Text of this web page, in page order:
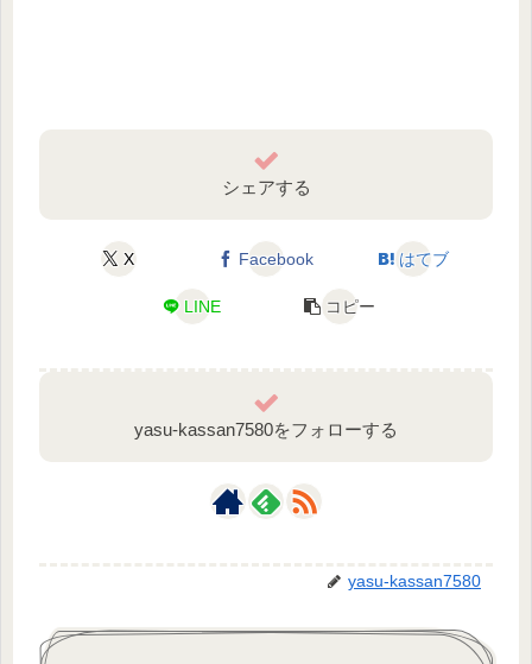
シェアする
X Facebook はてブ
LINE コピー
yasu-kassan7580をフォローする
yasu-kassan7580